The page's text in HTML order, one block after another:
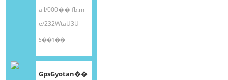
ail/000��fb.m
e/232WtaU3U
5��1��
GpsGyotan��